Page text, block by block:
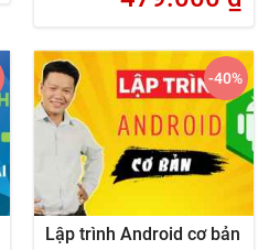
Lập trình Android cơ bản
-40%